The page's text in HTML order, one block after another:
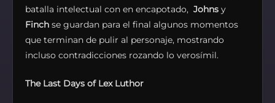
batalla intelectual con en encapotado, Johns y
Finch se guardan para el final algunos momentos
que terminan de pulir al personaje, mostrando
incluso contradicciones rozando lo verosímil.
The Last Days of Lex Luthor